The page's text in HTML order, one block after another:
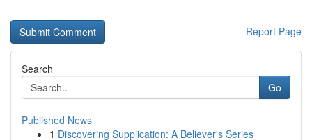
Report Page
Search
Go
Published News
1 Discovering Supplication: A Believer's Series